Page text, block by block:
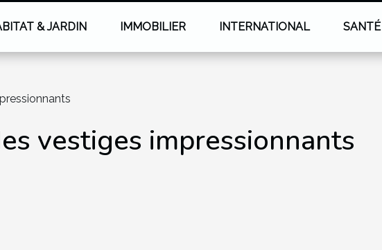
& JARDIN IMMOBILIER INTERNATIONAL SANTÉ
vestiges impressionnants